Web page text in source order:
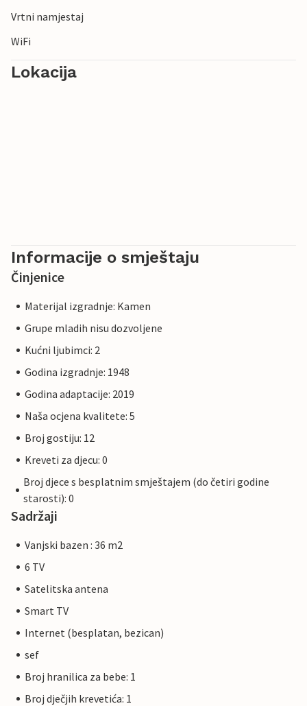
Vrtni namjestaj
WiFi
Lokacija
Informacije o smještaju
Činjenice
Materijal izgradnje: Kamen
Grupe mladih nisu dozvoljene
Kućni ljubimci: 2
Godina izgradnje: 1948
Godina adaptacije: 2019
Naša ocjena kvalitete: 5
Broj gostiju: 12
Kreveti za djecu: 0
Broj djece s besplatnim smještajem (do četiri godine
starosti): 0
Sadržaji
Vanjski bazen : 36 m2
6 TV
Satelitska antena
Smart TV
Internet (besplatan, bezican)
sef
Broj hranilica za bebe: 1
Broj dječjih krevetića: 1